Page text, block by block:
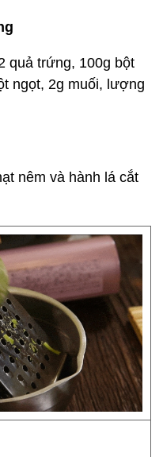
quả trứng, 100g bột
ngọt, 2g muối, lượng
nêm và hành lá cắt